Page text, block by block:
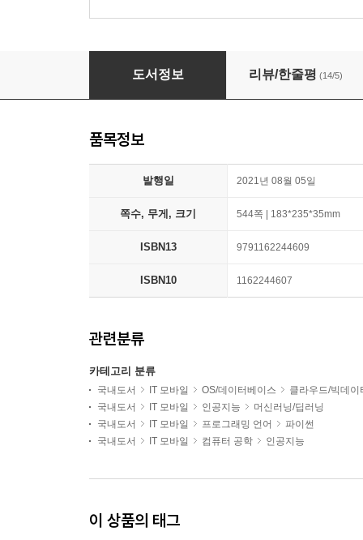
만들면서 배우는 파이토치 딥러닝
도서정보 리뷰/한줄평 (14/5)
품목정보
발행일 2021년 08월 05일
쪽수, 무게, 크기 544쪽 | 183*235*35mm
ISBN13 9791162244609
ISBN10 1162244607
관련분류
카테고리 분류
국내도서 IT 모바일 OS/데이터베이스
클라우드/빅데이
국내도서
IT 모바일 인공지능
머신러닝/딥러닝
국내도서
IT 모바일 프로그래밍 언어
파이썬
국내도서
IT 모바일 컴퓨터 공학 인공지능
이 상품의 태그